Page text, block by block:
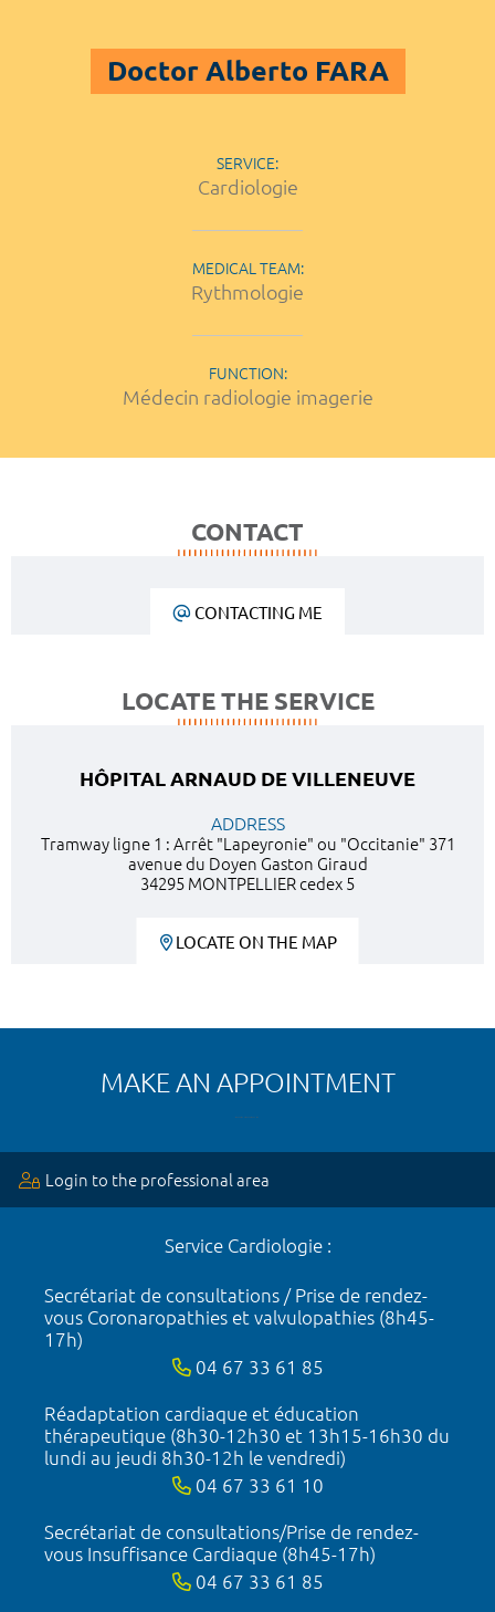
Doctor Alberto FARA
SERVICE:
Cardiologie
MEDICAL TEAM:
Rythmologie
FUNCTION:
Médecin radiologie imagerie
CONTACT
CONTACTING ME
LOCATE THE SERVICE
HÔPITAL ARNAUD DE VILLENEUVE
ADDRESS
Tramway ligne 1 : Arrêt "Lapeyronie" ou "Occitanie" 371
avenue du Doyen Gaston Giraud
34295 MONTPELLIER cedex 5
LOCATE ON THE MAP
MAKE AN APPOINTMENT
Login to the professional area
Service Cardiologie :
Secrétariat de consultations / Prise de rendez-
vous Coronaropathies et valvulopathies (8h45-
17h)
04 67 33 61 85
Réadaptation cardiaque et éducation
thérapeutique (8h30-12h30 et 13h15-16h30 du
lundi au jeudi 8h30-12h le vendredi)
04 67 33 61 10
Secrétariat de consultations/Prise de rendez-
vous Insuffisance Cardiaque (8h45-17h)
04 67 33 61 85